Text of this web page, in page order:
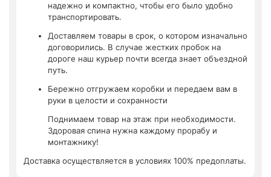
надежно и компактно, чтобы его было удобно
транспортировать.
Доставляем товары в срок, о котором изначально
договорились. В случае жестких пробок на
дороге наш курьер почти всегда знает объездной
путь.
Бережно отгружаем коробки и передаем вам в
руки в целости и сохранности
Поднимаем товар на этаж при необходимости.
Здоровая спина нужна каждому прорабу и
монтажнику!
Доставка осуществляется в условиях 100% предоплаты.